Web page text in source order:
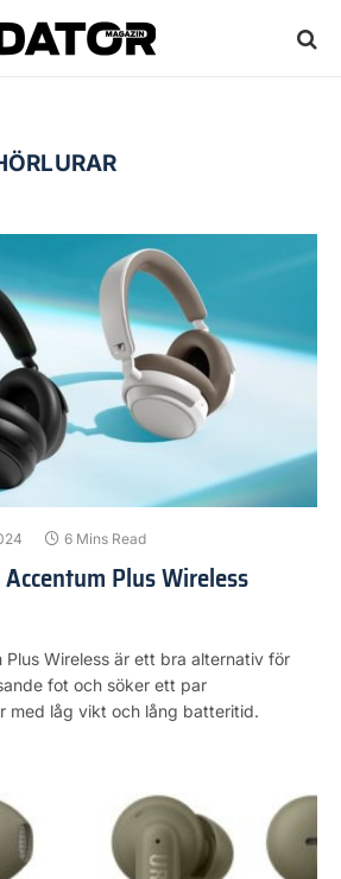
6 Mins Read
Plus Wireless
Plus Wireless är ett bra alternativ för
fot och söker ett par
med låg vikt och lång batteritid.